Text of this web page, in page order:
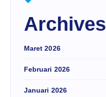
Archives
Maret 2026
Februari 2026
Januari 2026